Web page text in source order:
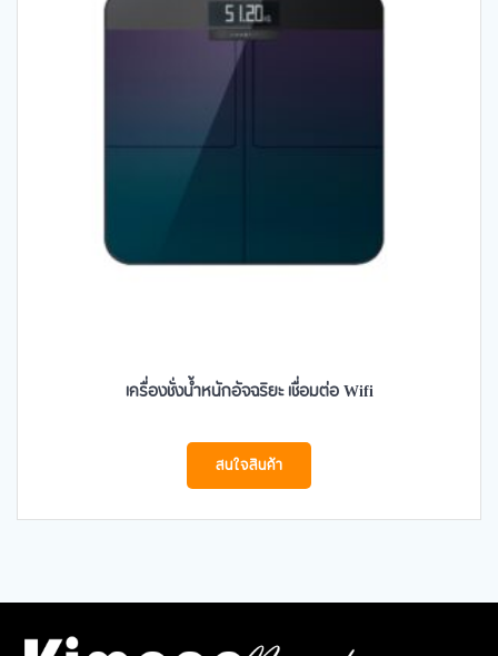
เครื่องชั่งน้ำหนักอัจฉริยะ เชื่อมต่อ Wifi
สนใจสินค้า